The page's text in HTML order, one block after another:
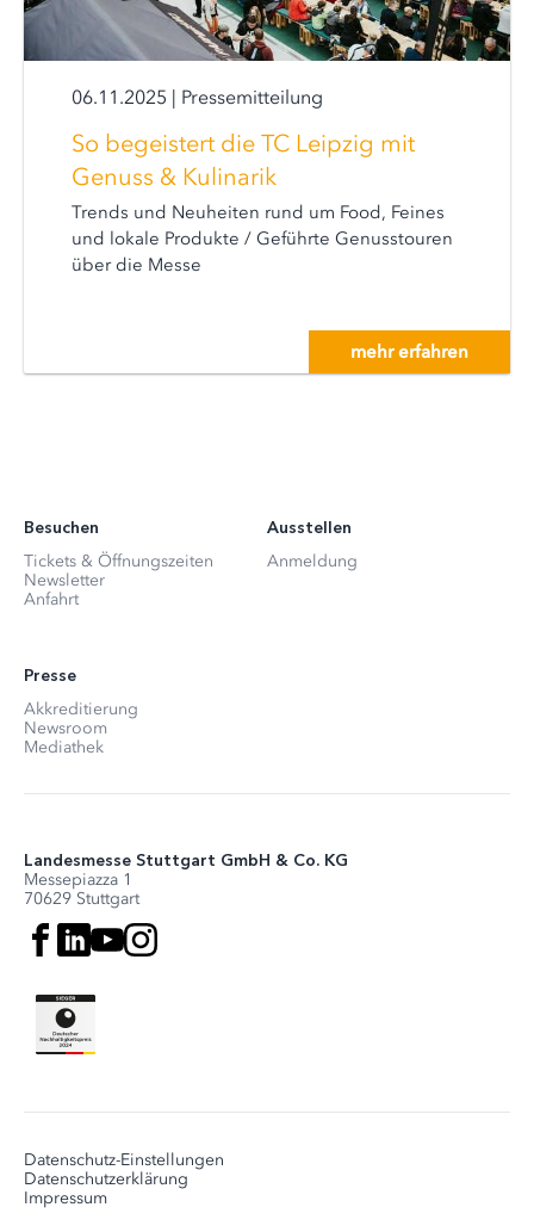
06.11.2025 | Pressemitteilung
So begeistert die TC Leipzig mit
Genuss & Kulinarik
Trends und Neuheiten rund um Food, Feines
und lokale Produkte / Geführte Genusstouren
über die Messe
mehr erfahren
Besuchen
Tickets & Öffnungszeiten
Newsletter
Anfahrt
Ausstellen
Anmeldung
Presse
Akkreditierung
Newsroom
Mediathek
Landesmesse Stuttgart GmbH & Co. KG
Messepiazza 1
70629 Stuttgart
Datenschutz-Einstellungen
Datenschutzerklärung
Impressum